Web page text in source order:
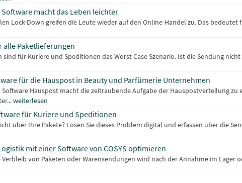
Software macht das Leben leichter
Lock-Down greifen die Leute wieder auf den Online-Handel zu. Das
alle Paketlieferungen
sind für Kuriere und Speditionen das Worst Case Szenario. Ist die Sendung
für die Hauspost in Beauty und Parfümerie Unternehmen
Software Hauspost macht die zeitraubende Aufgabe der Hauspostverteilung
weiterlesen
für Kuriere und Speditionen
über Ihre Pakete? Lösen Sie dieses Problem digital und erfassen über die
mit einer Software von COSYS optimieren
von Paketen oder Warensendungen wird nach der Annahme im Lager